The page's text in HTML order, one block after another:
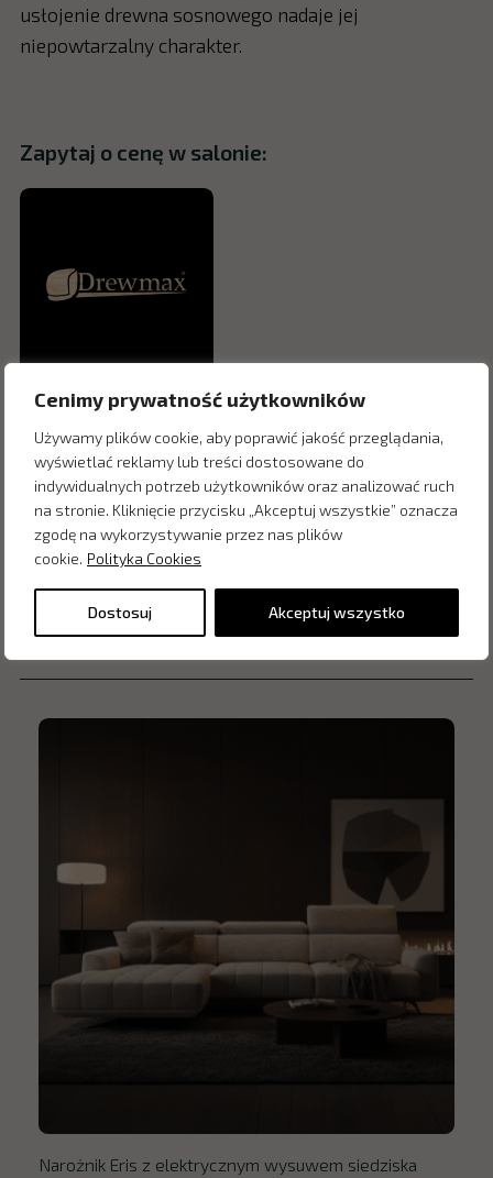
Cenimy prywatność użytkowników
Używamy plików cookie, aby poprawić jakość przeglądania,
wyświetlać reklamy lub treści dostosowane do
indywidualnych potrzeb użytkowników oraz analizować ruch
na stronie. Kliknięcie przycisku „Akceptuj wszystkie” oznacza
zgodę na wykorzystywanie przez nas plików
cookie. Polityka Cookies
Dostosuj Akceptuj wszystko
usłojenie drewna sosnowego nadaje jej
niepowtarzalny charakter.
Zapytaj o cenę w salonie:
Inne produkty z kategorii
Narożnik Eris z elektrycznym wysuwem siedziska